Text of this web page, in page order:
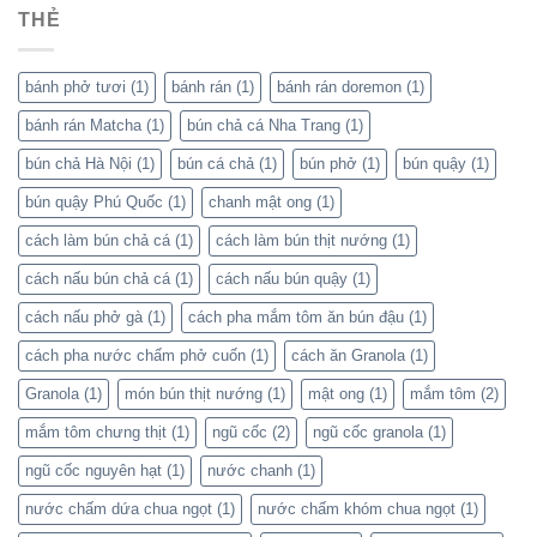
THẺ
bánh phở tươi (1) bánh rán (1) bánh rán doremon (1)
bánh rán Matcha(1) bún chả cá Nha Trang (1)
bún chả Hà Nội (1) bún cá chả(1) bún phở (1) bún quậy (1)
bún quậy Phú Quốc (1) chanh mật ong (1)
cách làm bún chả cá(1) cách làm bún thịt nướng (1)
cách nấu bún chả cá(1) cách nấu bún quậy (1)
cách nấu phở gà(1) cách pha mắm tôm ăn bún đậu (1)
cách pha nước chấm phở cuốn (1) cách ăn Granola(1)
Granola(1) món bún thịt nướng (1) mật ong (1) mắm tôm (2)
mắm tôm chưng thịt (1) ngũ cốc (2) ngũ cốc granola(1)
ngũ cốc nguyên hạt (1) nước chanh (1)
nước chấm dứa chua ngọt (1) nước chấm khóm chua ngọt (1)